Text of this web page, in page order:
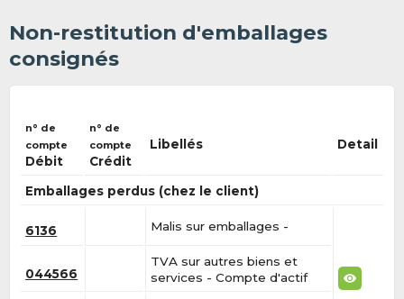
Non-restitution d'emballages
consignés
n° de
compte
Débit
n° de
compte
Crédit
Libellés Detail
Emballages perdus (chez le client)
6136 Malis sur emballages -
044566
TVA sur autres biens et
services - Compte d'actif